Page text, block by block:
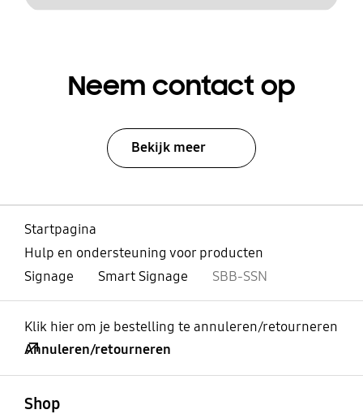
Neem contact op
Bekijk meer
Startpagina
Hulp en ondersteuning voor producten
Signage
Smart Signage SBB-SSN
Klik hier om je bestelling te annuleren/retourneren
Annuleren/retourneren
Shop